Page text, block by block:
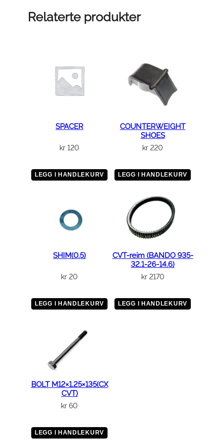
Relaterte produkter
SPACER
kr 120
LEGG I HANDLEKURV
COUNTERWEIGHT
SHOES
kr 220
LEGG I HANDLEKURV
SHIM(0.5)
kr 20
LEGG I HANDLEKURV
CVT-reim (BANDO 935-
32.1-26-14.6)
kr2170
LEGG I HANDLEKURV
BOLT M12×1.25×135(CX
CVT)
kr 60
LEGG I HANDLEKURV